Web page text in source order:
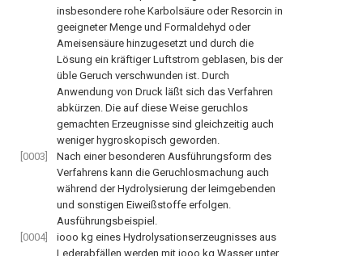
insbesondere rohe Karbolsäure oder Resorcin in
geeigneter Menge und Formaldehyd oder
Ameisensäure hinzugesetzt und durch die
Lösung ein kräftiger Luftstrom geblasen, bis der
üble Geruch verschwunden ist. Durch
Anwendung von Druck läßt sich das Verfahren
abkürzen. Die auf diese Weise geruchlos
gemachten Erzeugnisse sind gleichzeitig auch
weniger hygroskopisch geworden.
[0003]
Nach einer besonderen Ausführungsform des
Verfahrens kann die Geruchlosmachung auch
während der Hydrolysierung der leimgebenden
und sonstigen Eiweißstoffe erfolgen.
Ausführungsbeispiel.
[0004]
iooo kg eines Hydrolysationserzeugnisses aus
Lederabfällen werden mit iooo kg Wasser unter